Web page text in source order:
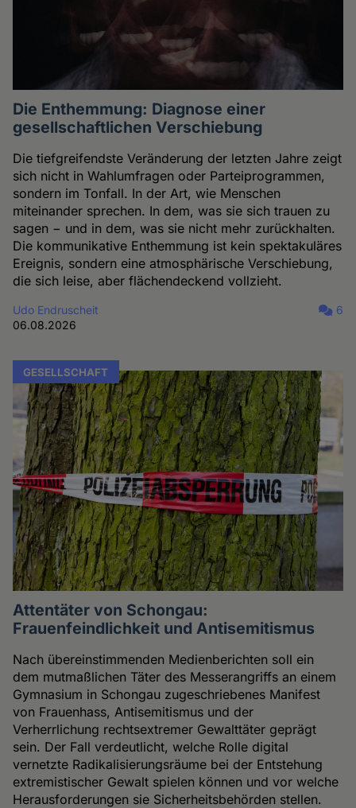
Die Enthemmung: Diagnose einer
gesellschaftlichen Verschiebung
Die tiefgreifendste Veränderung der letzten Jahre zeigt
sich nicht in Wahlumfragen oder Parteiprogrammen,
sondern im Tonfall. In der Art, wie Menschen
miteinander sprechen. In dem, was sie sich trauen zu
sagen − und in dem, was sie nicht mehr zurückhalten.
Die kommunikative Enthemmung ist kein spektakuläres
Ereignis, sondern eine atmosphärische Verschiebung,
die sich leise, aber flächendeckend vollzieht.
Udo Endruscheit
06.08.2026
6
GESELLSCHAFT
Attentäter von Schongau:
Frauenfeindlichkeit und Antisemitismus
Nach übereinstimmenden Medienberichten soll ein
dem mutmaßlichen Täter des Messerangriffs an einem
Gymnasium in Schongau zugeschriebenes Manifest
von Frauenhass, Antisemitismus und der
Verherrlichung rechtsextremer Gewalttäter geprägt
sein. Der Fall verdeutlicht, welche Rolle digital
vernetzte Radikalisierungsräume bei der Entstehung
extremistischer Gewalt spielen können und vor welche
Herausforderungen sie Sicherheitsbehörden stellen.